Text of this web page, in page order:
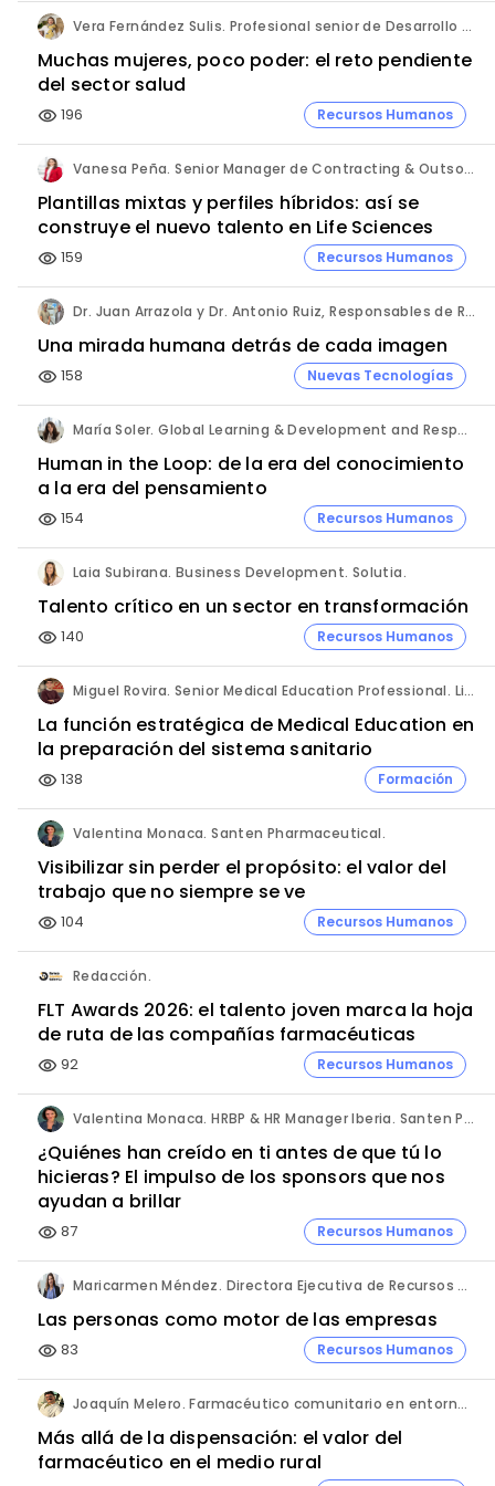
Vera Fernández Sulis. Profesional senior de Desarrollo de Negocio y Alliance Management en la industria farmacéutica.
Muchas mujeres, poco poder: el reto pendiente
del sector salud
visibility 196 Recursos Humanos
Vanesa Peña. Senior Manager de Contracting & Outsourcing Services. Hays España.
Plantillas mixtas y perfiles híbridos: así se
construye el nuevo talento en Life Sciences
visibility 159 Recursos Humanos
Dr. Juan Arrazola y Dr. Antonio Ruiz, Responsables de Resonancia Magnética abierta. Hospital Universitario Vithas Madrid Aravaca.
Una mirada humana detrás de cada imagen
visibility 158 Nuevas Tecnologías
María Soler. Global Learning & Development and Responsible of Spain & Portugal. Roche.
Human in the Loop: de la era del conocimiento
a la era del pensamiento
visibility 154 Recursos Humanos
Laia Subirana. Business Development. Solutia.
Talento crítico en un sector en transformación
visibility 140 Recursos Humanos
Miguel Rovira. Senior Medical Education Professional. Lilly.
La función estratégica de Medical Education en
la preparación del sistema sanitario
visibility 138 Formación
Valentina Monaca. Santen Pharmaceutical.
Visibilizar sin perder el propósito: el valor del
trabajo que no siempre se ve
visibility 104 Recursos Humanos
Redacción.
FLT Awards 2026: el talento joven marca la hoja
de ruta de las compañías farmacéuticas
visibility 92 Recursos Humanos
Valentina Monaca. HRBP & HR Manager Iberia. Santen Pharmaceutical.
¿Quiénes han creído en ti antes de que tú lo
hicieras? El impulso de los sponsors que nos
ayudan a brillar
visibility 87 Recursos Humanos
Maricarmen Méndez. Directora Ejecutiva de Recursos Humanos. MSD España.
Las personas como motor de las empresas
visibility 83 Recursos Humanos
Joaquín Melero. Farmacéutico comunitario en entorno rural.
Más allá de la dispensación: el valor del
farmacéutico en el medio rural